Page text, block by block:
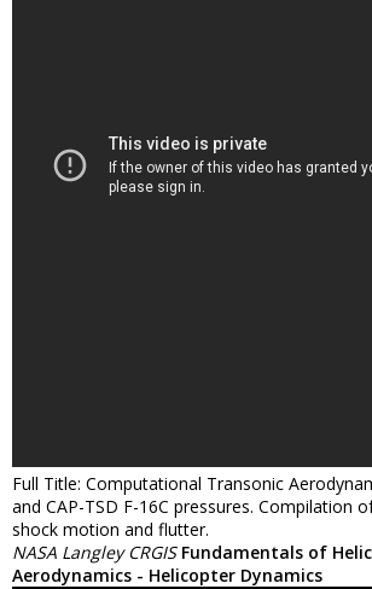
Full Title: Computational Transonic
and CAP-TSD F-16C pressures. Compilation
shock motion and flutter.
NASA Langley CRGIS Fundamentals of
Aerodynamics - Helicopter Dynamics